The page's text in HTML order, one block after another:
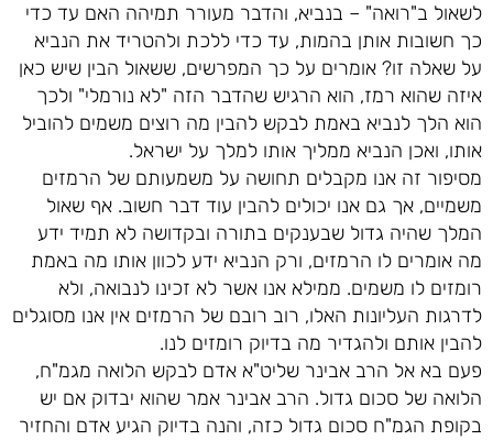
לשאול ב"רואה" – בנביא, והדבר מעורר תמיהה האם עד כדי
כך חשובות אותן בהמות, עד כדי ללכת ולהטריד את הנביא
על שאלה זו? אומרים על כך המפרשים, ששאול הבין שיש כאן
איזה שהוא רמז, הוא הרגיש שהדבר הזה "לא נורמלי" ולכך
הוא הלך לנביא באמת לבקש להבין מה רוצים משמים להוביל
אותו, ואכן הנביא ממליך אותו למלך על ישראל.
מסיפור זה אנו מקבלים תחושה על משמעותם של הרמזים
משמיים, אך גם אנו יכולים להבין עוד דבר חשוב. אף שאול
המלך שהיה גדול שבענקים בתורה ובקדושה לא תמיד ידע
מה אומרים לו הרמזים, ורק הנביא ידע לכוון אותו מה באמת
רומזים לו משמים. ממילא אנו אשר לא זכינו לנבואה, ולא
לדרגות העליונות האלו, רוב רובם של הרמזים אין אנו מסוגלים
להבין אותם ולהגדיר מה בדיוק רומזים לנו.
פעם בא אל הרב אבינר שליט"א אדם לבקש הלואה מגמ"ח,
הלואה של סכום גדול. הרב אבינר אמר שהוא יבדוק אם יש
בקופת הגמ"ח סכום גדול כזה, והנה בדיוק הגיע אדם והחזיר